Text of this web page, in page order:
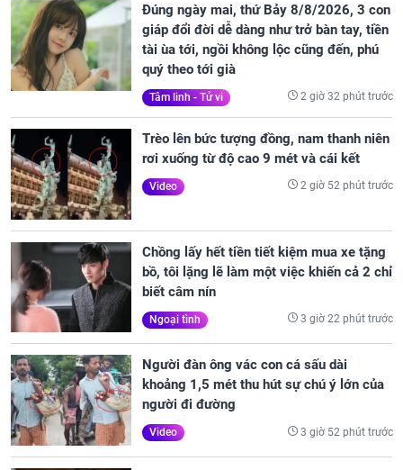
Đúng ngày mai, thứ Bảy 8/8/2026, 3 con
giáp đổi đời dễ dàng như trở bàn tay, tiền
tài ùa tới, ngồi không lộc cũng đến, phú
quý theo tới già
Tâm linh - Tử vi 2 giờ 32 phút trước
Trèo lên bức tượng đồng, nam thanh niên
rơi xuống từ độ cao 9 mét và cái kết
Video 2 giờ 52 phút trước
Chồng lấy hết tiền tiết kiệm mua xe tặng
bồ, tôi lặng lẽ làm một việc khiến cả 2 chỉ
biết câm nín
Ngoại tình 3 giờ 22 phút trước
Người đàn ông vác con cá sấu dài
khoảng 1,5 mét thu hút sự chú ý lớn của
người đi đường
Video 3 giờ 52 phút trước